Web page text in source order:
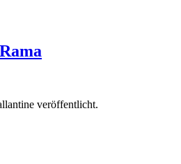
veröffentlicht.